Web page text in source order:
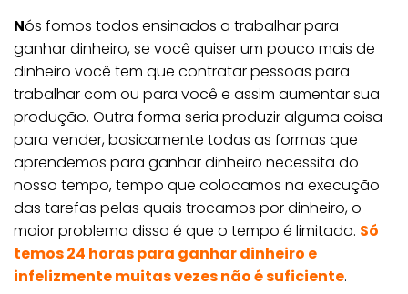
Nós fomos todos ensinados a trabalhar para
ganhar dinheiro, se você quiser um pouco mais de
dinheiro você tem que contratar pessoas para
trabalhar com ou para você e assim aumentar sua
produção. Outra forma seria produzir alguma coisa
para vender, basicamente todas as formas que
aprendemos para ganhar dinheiro necessita do
nosso tempo, tempo que colocamos na execução
das tarefas pelas quais trocamos por dinheiro, o
maior problema disso é que o tempo é limitado. Só
temos 24 horas para ganhar dinheiro e
infelizmente muitas vezes não é suficiente.